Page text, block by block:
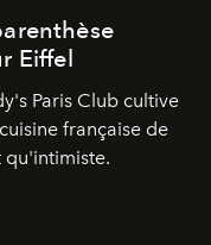
Eiffel
Paris Club cultive
française de
qu'intimiste.